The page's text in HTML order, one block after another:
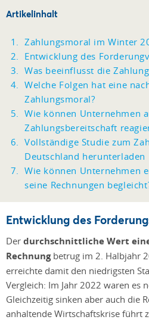
Artikelinhalt
Zahlungsmoral im Winter
Entwicklung des
Was beeinflusst die
Welche Folgen hat eine
Zahlungsmoral?
Wie können Unternehmen
Zahlungsbereitschaft
Vollständige Studie zum
Deutschland herunterladen
Wie können Unternehmen
seine Rechnungen
Entwicklung des
Der durchschnittliche Wert
Rechnungbetrug im 2. Halbjahr
erreichte damit den niedrigsten
Vergleich: Im Jahr 2022 waren es
Gleichzeitig sinken aber auch die
anhaltende Wirtschaftskrise führt